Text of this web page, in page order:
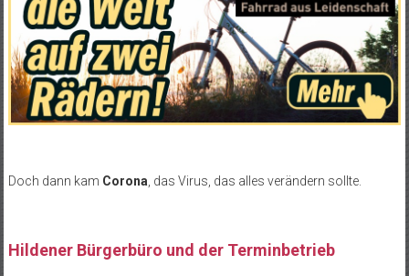
Doch dann kam Corona , das Virus, das alles verändern sollte.
Hildener Bürgerbüro und der Terminbetrieb